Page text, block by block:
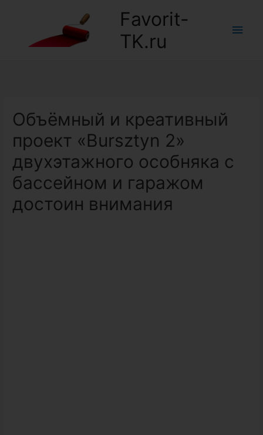
Favorit-
TK.ru
Объёмный и креативный
проект «Bursztyn 2»
двухэтажного особняка с
бассейном и гаражом
достоин внимания